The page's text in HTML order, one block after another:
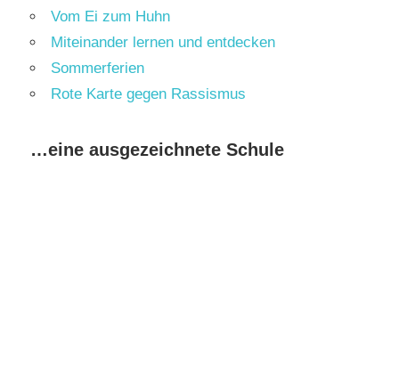
Vom Ei zum Huhn
Miteinander lernen und entdecken
Sommerferien
Rote Karte gegen Rassismus
…eine ausgezeichnete Schule